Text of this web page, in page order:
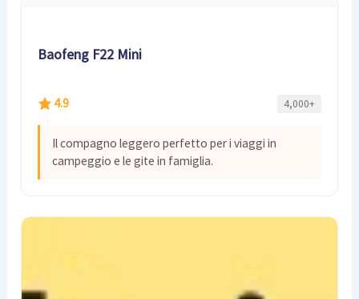
Baofeng F22 Mini
4.9 4,000+
Il compagno leggero perfetto per i viaggi in
campeggio e le gite in famiglia.